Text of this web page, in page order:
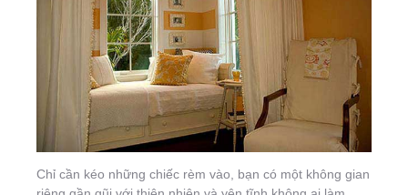
Chỉ cần kéo những chiếc rèm vào, bạn có một không gian